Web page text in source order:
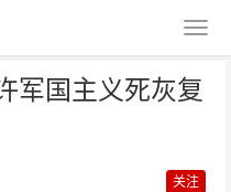
军国主义死灰复
关注